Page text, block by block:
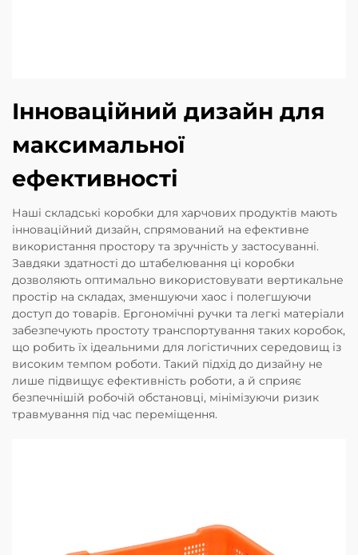
Інноваційний дизайн для
максимальної
ефективності
Наші складські коробки для харчових продуктів мають
інноваційний дизайн, спрямований на ефективне
використання простору та зручність у застосуванні.
Завдяки здатності до штабелювання ці коробки
дозволяють оптимально використовувати вертикальне
простір на складах, зменшуючи хаос і полегшуючи
доступ до товарів. Ергономічні ручки та легкі матеріали
забезпечують простоту транспортування таких коробок,
що робить їх ідеальними для логістичних середовищ із
високим темпом роботи. Такий підхід до дизайну не
лише підвищує ефективність роботи, а й сприяє
безпечнішій робочій обстановці, мінімізуючи ризик
травмування під час переміщення.